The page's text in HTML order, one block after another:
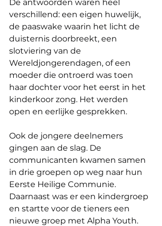
De antwoorden waren heel
verschillend: een eigen huwelijk,
de paaswake waarin het licht de
duisternis doorbreekt, een
slotviering van de
Wereldjongerendagen, of een
moeder die ontroerd was toen
haar dochter voor het eerst in het
kinderkoor zong. Het werden
open en eerlijke gesprekken.
Ook de jongere deelnemers
gingen aan de slag. De
communicanten kwamen samen
in drie groepen op weg naar hun
Eerste Heilige Communie.
Daarnaast was er een kindergroep
en startte voor de tieners een
nieuwe groep met Alpha Youth.